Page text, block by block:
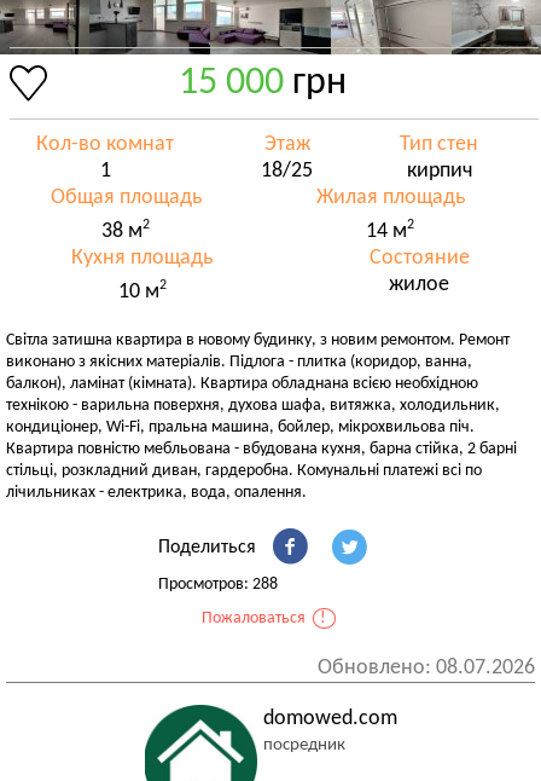
15 000 грн
Кол-во комнат
1
Этаж
18/25
Тип стен
кирпич
Общая площадь
38 м2
Жилая площадь
14 м2
Кухня площадь
10 м2
Состояние
жилое
Світла затишна квартира в новому будинку, з новим ремонтом. Ремонт
виконано з якісних матеріалів. Підлога - плитка (коридор, ванна,
балкон), ламінат (кімната). Квартира обладнана всією необхідною
технікою - варильна поверхня, духова шафа, витяжка, холодильник,
кондиціонер, Wi-Fi, пральна машина, бойлер, мікрохвильова піч.
Квартира повністю мебльована - вбудована кухня, барна стійка, 2 барні
стільці, розкладний диван, гардеробна. Комунальні платежі всі по
лічильниках - електрика, вода, опалення.
Поделиться
Просмотров: 288
Пожаловаться
!
Обновлено: 08.07.2026
domowed.com
посредник